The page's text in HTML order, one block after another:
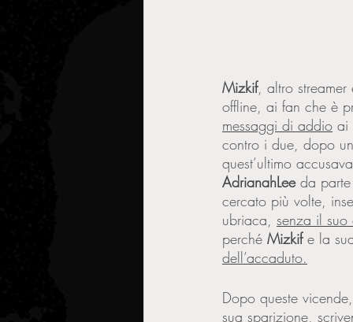
Mizkif, altro
offline, ai fan che è
messaggi di addio ai
contro i due, dopo
quest’ultimo
AdrianahLee da
cercato più volte,
ubriaca, senza il suo
perché Mizkif e la
dell’accaduto.
Dopo queste
sua sparizione,